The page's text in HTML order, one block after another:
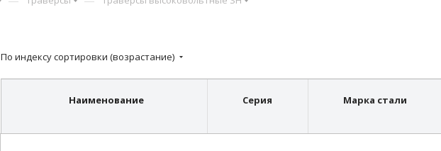
По индексу сортировки (возрастание)
Наименование Серия Марка стали